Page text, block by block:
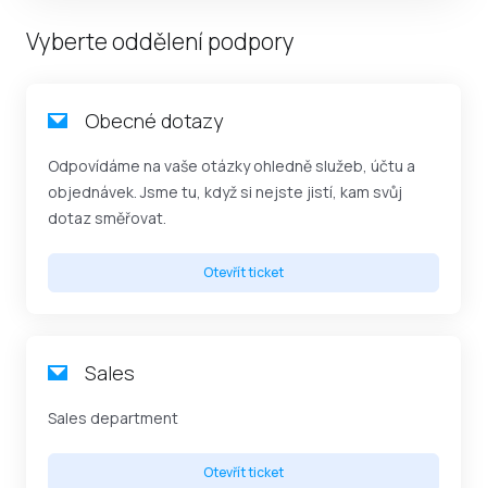
Vyberte oddělení podpory
Obecné dotazy
Odpovídáme na vaše otázky ohledně služeb, účtu a
objednávek. Jsme tu, když si nejste jistí, kam svůj
dotaz směřovat.
Otevřít ticket
Sales
Sales department
Otevřít ticket